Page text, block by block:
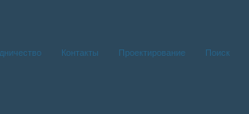
Контакты Проектирование Поиск